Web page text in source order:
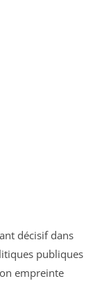
décisif dans
publiques
empreinte